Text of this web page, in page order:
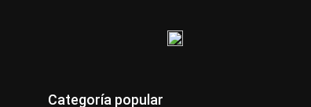
Categoría popular